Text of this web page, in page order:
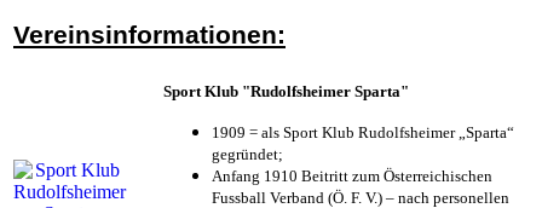
Vereinsinformationen:
Sport Klub "Rudolfsheimer Sparta"
1909 = als Sport Klub Rudolfsheimer „Sparta“
gegründet;
Anfang 1910 Beitritt zum Österreichischen
Fussball Verband (Ö. F. V.) – nach personellen